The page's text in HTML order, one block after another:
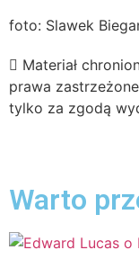
foto: Slawek
Materiał
prawa
tylko za zgodą
Warto